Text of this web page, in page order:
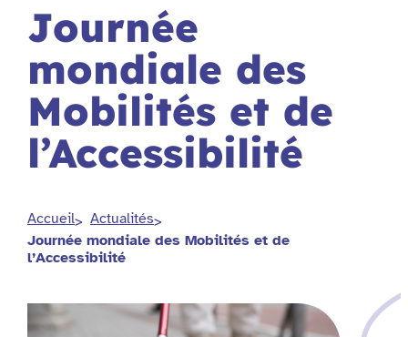
Journée
mondiale des
Mobilités et de
l’Accessibilité
Accueil
Actualités
Journée mondiale des Mobilités et de
l’Accessibilité